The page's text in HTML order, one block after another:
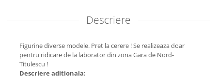
Descriere
Figurine diverse modele. Pret la cerere ! Se realizeaza doar
pentru ridicare de la laborator din zona Gara de Nord-
Titulescu !
Descriere aditionala: